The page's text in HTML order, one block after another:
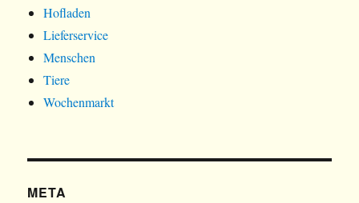
Hofladen
Lieferservice
Menschen
Tiere
Wochenmarkt
META